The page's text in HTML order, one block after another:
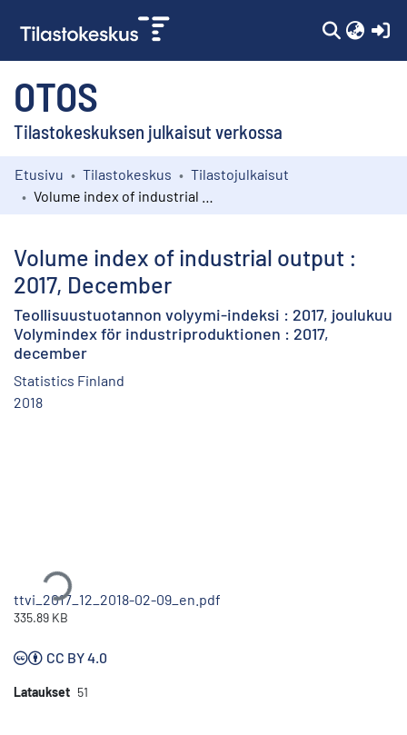
OTOS
Tilastokeskuksen julkaisut verkossa
Kokoelmat
Etusivu Tilastokeskus
Tilastojulkaisut
Volume index of industrial output :
2017, December
Teollisuustuotannon volyymi-indeksi : 2017, joulukuu
Volymindex för industriproduktionen : 2017,
december
Statistics Finland
2018
Ladataan...
ttvi_2017_12_2018-02-09_en.pdf
335.89 KB
CC BY 4.0
Lataukset 51